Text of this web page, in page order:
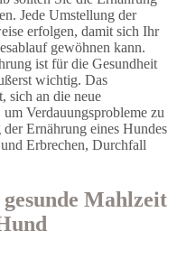
Jede Umstellung der
erfolgen, damit sich Ihr
gewöhnen kann.
ist für die Gesundheit
wichtig. Das
sich an die neue
Verdauungsprobleme zu
Ernährung eines Hundes
Erbrechen, Durchfall
Mahlzeit